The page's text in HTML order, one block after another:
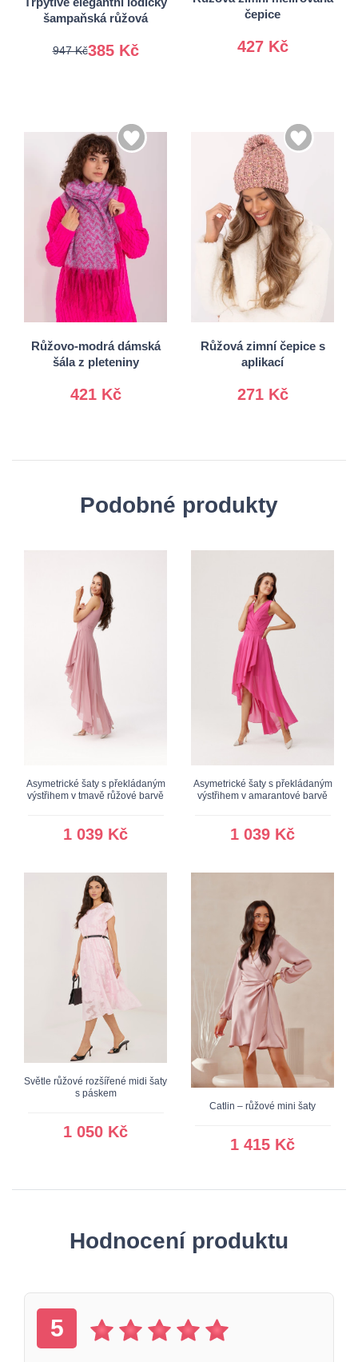
šampaňská růžová
385 Kč
947 Kč
čepice
427 Kč
Růžovo-modrá dámská
šála z pleteniny
421 Kč
Univerzální
Růžová zimní čepice s
aplikací
271 Kč
Univerzální
Podobné produkty
Asymetrické šaty s překládaným
výstřihem v tmavě růžové barvě
1 039 Kč
Asymetrické šaty s překládaným
výstřihem v amarantové barvě
1 039 Kč
Světle růžové rozšířené midi šaty
s páskem
1 050 Kč
Catlin – růžové mini šaty
1 415 Kč
Hodnocení produktu
5